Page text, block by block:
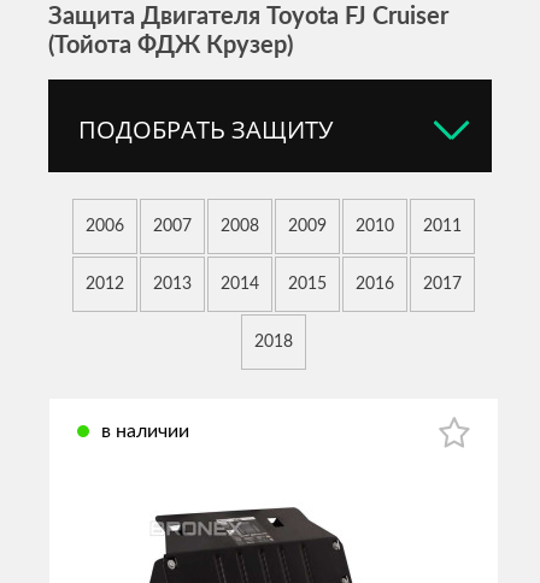
Защита Двигателя Toyota FJ Cruiser
(Тойота ФДЖ Крузер)
ПОДОБРАТЬ ЗАЩИТУ
2006 2007 2008 2009 2010 2011
2012 2013 2014 2015 2016 2017
2018
в наличии